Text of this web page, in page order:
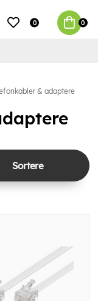
0 0
& adaptere
Sortere